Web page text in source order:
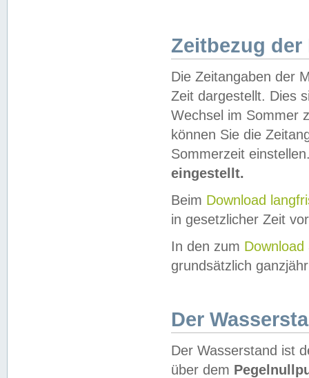
Zeitbezug der
Die Zeitangaben der
Zeit dargestellt. Dies
Wechsel im Sommer
können Sie die
Sommerzeit
eingestellt.
Beim Download
in gesetzlicher Zeit
In den zum Download
grundsätzlich
Der
Der Wasserstand ist
über dem